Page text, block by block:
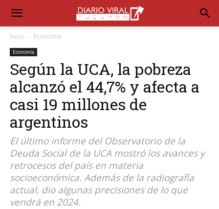
Inicio Economía
Economía
Según la UCA, la pobreza
alcanzó el 44,7% y afecta a
casi 19 millones de
argentinos
El último informe del Observatorio de la
Deuda Social de la UCA mostró los avances y
retrocesos del país en materia
socioeconómica. Además de la radiografía
actual, dio algunas precisiones de lo que
vendrá en 2024.